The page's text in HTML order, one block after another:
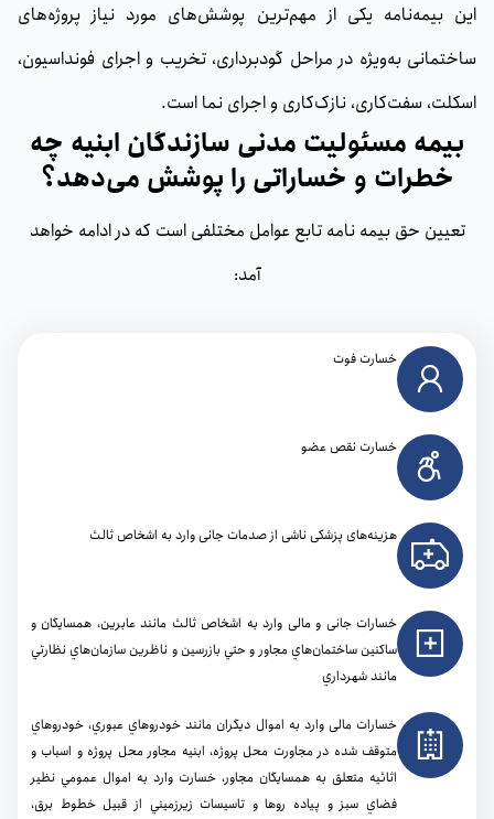
این بیمه‌نامه یکی از مهم‌ترین پوشش‌های مورد نیاز پروژه‌های
ساختمانی به‌ویژه در مراحل گودبرداری، تخریب و اجرای فونداسیون،
اسکلت، سفت‌کاری، نازک‌کاری و اجرای نما است.
بیمه مسئولیت مدنی سازندگان ابنیه چه
خطرات و خساراتی را پوشش‌ می‌دهد؟
تعیین حق بیمه نامه تابع عوامل مختلفی است که در ادامه خواهد
آمد:
خسارت فوت
خسارت نقص عضو
هزینه‌های پزشکی ناشی از صدمات جانی وارد به اشخاص ثالث
خسارات جانی و مالی وارد به اشخاص ثالث مانند عابرين، همسايگان و
ساکنین ساختمان‌هاي مجاور و حتي بازرسين و ناظرين سازمان‌هاي نظارتي
مانند شهرداري
خسارات مالی وارد به اموال دیگران مانند خودروهاي عبوري، خودروهاي
متوقف شده در مجاورت محل پروژه، ابنيه مجاور محل پروژه و اسباب و
اثاثيه متعلق به همسايگان مجاور، خسارت وارد به اموال عمومي نظير
فضاي سبز و پياده روها و تاسيسات زيرزميني از قبيل خطوط برق،